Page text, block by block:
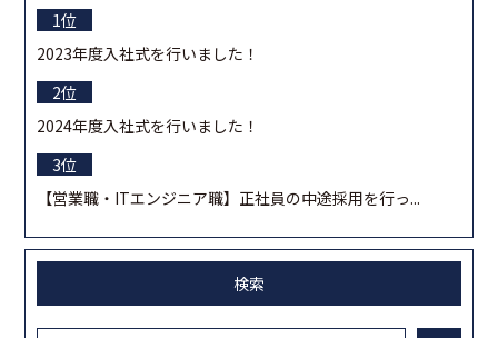
2023年度入社式を行いました！
2024年度入社式を行いました！
【営業職・ITエンジニア職】正社員の中途採用を行っ...
検索